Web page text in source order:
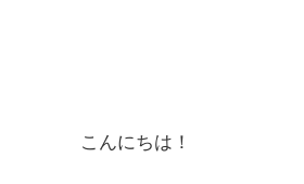
こんにちは！